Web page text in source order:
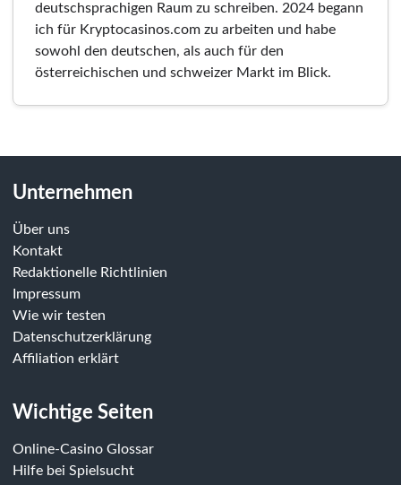
deutschsprachigen Raum zu schreiben. 2024 begann
ich für Kryptocasinos.com zu arbeiten und habe
sowohl den deutschen, als auch für den
österreichischen und schweizer Markt im Blick.
Unternehmen
Über uns
Kontakt
Redaktionelle Richtlinien
Impressum
Wie wir testen
Datenschutzerklärung
Affiliation erklärt
Wichtige Seiten
Online-Casino Glossar
Hilfe bei Spielsucht